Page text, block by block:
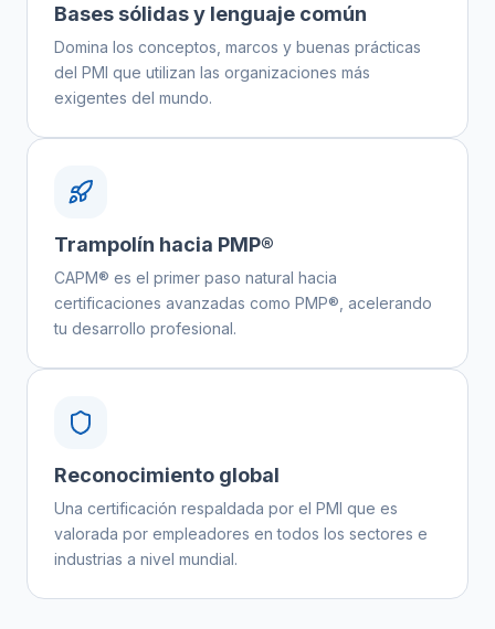
Bases sólidas y lenguaje común
Domina los conceptos, marcos y buenas prácticas
del PMI que utilizan las organizaciones más
exigentes del mundo.
Trampolín hacia PMP®
CAPM® es el primer paso natural hacia
certificaciones avanzadas como PMP®, acelerando
tu desarrollo profesional.
Reconocimiento global
Una certificación respaldada por el PMI que es
valorada por empleadores en todos los sectores e
industrias a nivel mundial.